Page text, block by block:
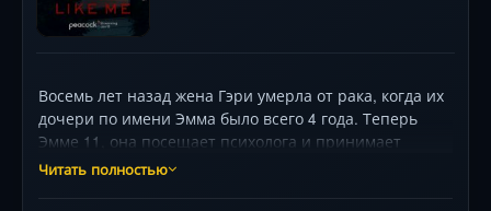
Восемь лет назад жена Гэри умерла от рака, когда их
дочери по имени Эмма было всего 4 года. Теперь
Эмме 11, она посещает психолога и принимает
лекарства, а отношения с отцом не складываются.
Читать полностью